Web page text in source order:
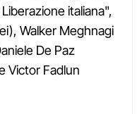
italiana",
Walker Meghnagi
De Paz
Victor Fadlun